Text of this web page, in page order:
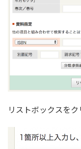
リストボックスをク